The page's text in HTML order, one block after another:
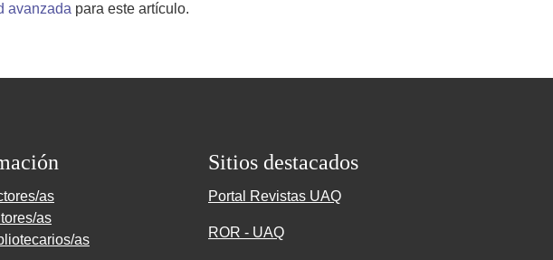
avanzada para este artículo.
as
as
as
Sitios destacados
Portal Revistas UAQ
ROR - UAQ